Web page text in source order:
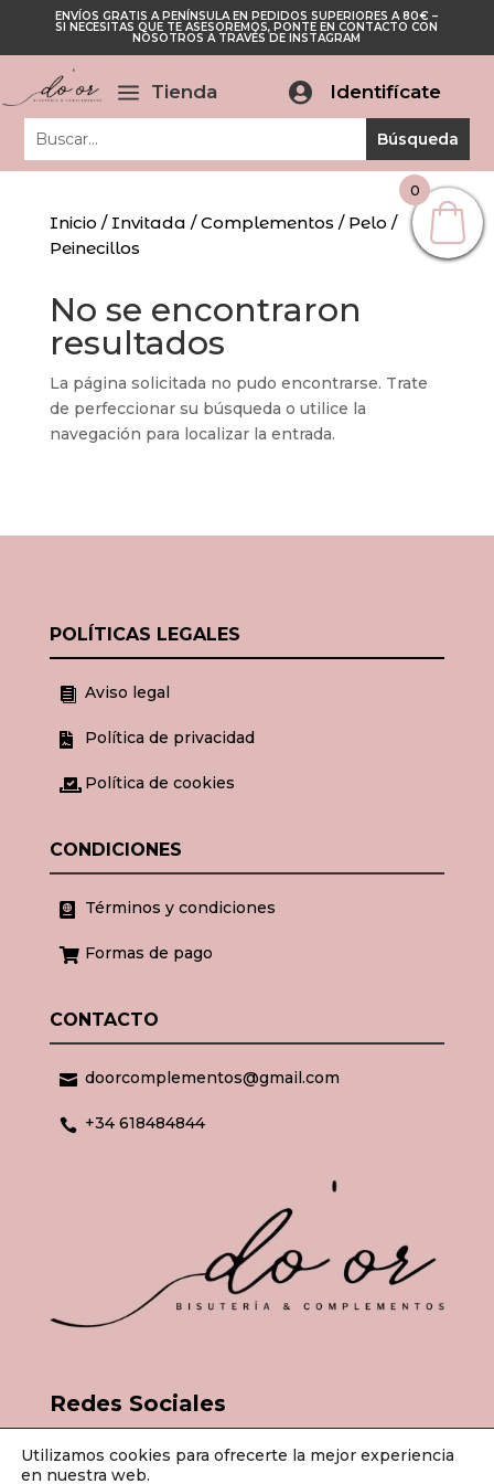
ENVÍOS GRATIS A PENÍNSULA EN PEDIDOS SUPERIORES A 80€ –
SI NECESITAS QUE TE ASESOREMOS, PONTE EN CONTACTO CON
NOSOTROS A TRAVÉS DE INSTAGRAM
a Tienda  Identifícate
Inicio / Invitada /Complementos / Pelo /
Peinecillos
No se encontraron
resultados
La página solicitada no pudo encontrarse. Trate
de perfeccionar su búsqueda o utilice la
navegación para localizar la entrada.
POLÍTICAS LEGALES
 Aviso legal
 Política de privacidad
 Política de cookies
CONDICIONES
 Términos y condiciones
 Formas de pago
CONTACTO
 doorcomplementos@gmail.com
 +34 618484844
Redes Sociales
Utilizamos cookies para ofrecerte la mejor experiencia
en nuestra web.
0